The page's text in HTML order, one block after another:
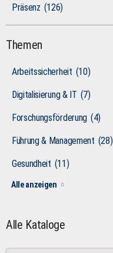
Präsenz (126)
Themen
Arbeitssicherheit (10)
Digitalisierung & IT (7)
Forschungsförderung (4)
Führung & Management (28)
Gesundheit (11)
Alle anzeigen
Alle Kataloge